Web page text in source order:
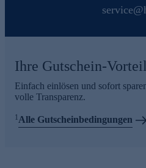
Ihre Gutschein-
Einfach einlösen und sofort
volle Transparenz.
1Alle Gutscheinbedingungen